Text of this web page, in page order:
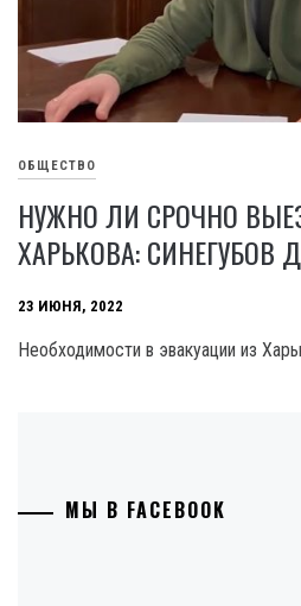
ОБЩЕСТВО
НУЖНО ЛИ СРОЧНО
ХАРЬКОВА: СИНЕГУБОВ
23 ИЮНЯ, 2022
Необходимости в эвакуации из
МЫ В FACEBOOK